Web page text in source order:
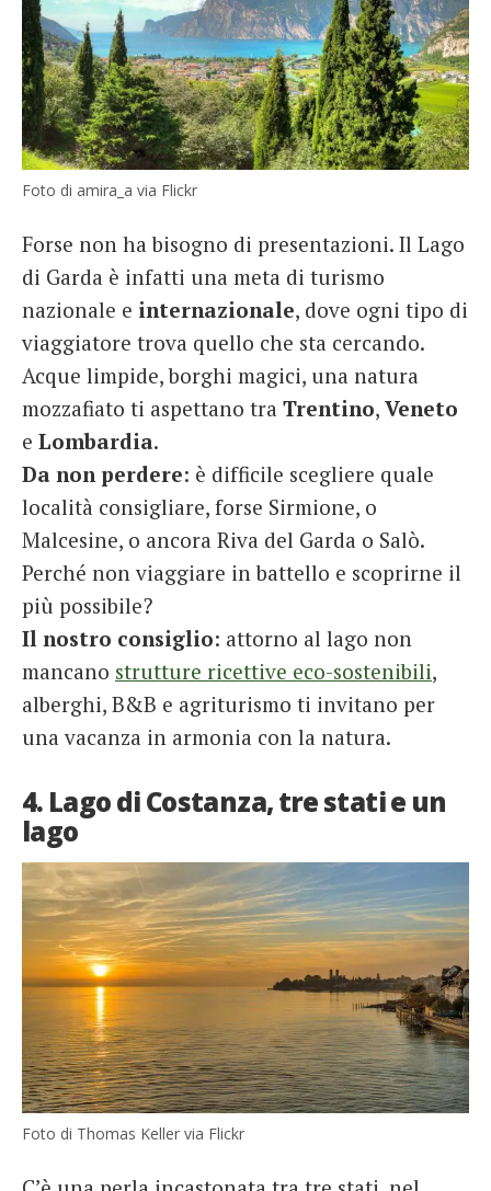
Foto di amira_a via Flickr
Forse non ha bisogno di presentazioni. Il Lago
di Garda è infatti una meta di turismo
nazionale e internazionale, dove ogni tipo di
viaggiatore trova quello che sta cercando.
Acque limpide, borghi magici, una natura
mozzafiato ti aspettano tra Trentino, Veneto
e Lombardia.
Da non perdere: è difficile scegliere quale
località consigliare, forse Sirmione, o
Malcesine, o ancora Riva del Garda o Salò.
Perché non viaggiare in battello e scoprirne il
più possibile?
Il nostro consiglio: attorno al lago non
mancano strutture ricettive eco-sostenibili,
alberghi, B&B e agriturismo ti invitano per
una vacanza in armonia con la natura.
4. Lago di Costanza, tre stati e un
lago
Foto di Thomas Keller via Flickr